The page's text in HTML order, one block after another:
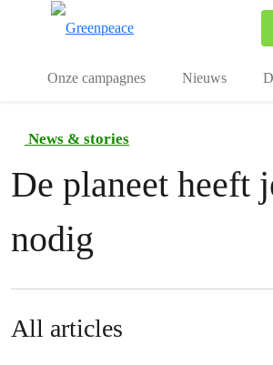
Onze campagnes Nieuws
News & stories
De planeet heeft
nodig
All articles